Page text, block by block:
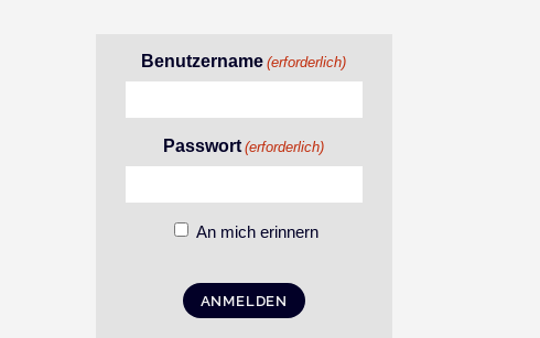
Benutzername (erforderlich)
Passwort (erforderlich)
An mich erinnern